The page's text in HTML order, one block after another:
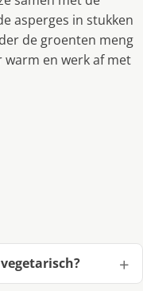
asperges in stukken
de groenten meng
en werk af met